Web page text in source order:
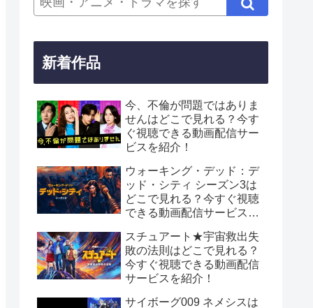
新着作品
今、不倫が問題ではありま
せんはどこで見れる？今す
ぐ視聴できる動画配信サー
ビスを紹介！
ウォーキング・デッド：デ
ッド・シティ シーズン3は
どこで見れる？今すぐ視聴
できる動画配信サービスを
スチュアート★宇宙救出失
敗の法則はどこで見れる？
今すぐ視聴できる動画配信
サービスを紹介！
サイボーグ009 ネメシスは